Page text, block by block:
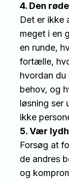
4. Den
Det er ikke
meget i en
en runde,
fortælle,
hvordan
behov, og
løsning ser
ikke
5. Vær
Forsøg at
de andres
og